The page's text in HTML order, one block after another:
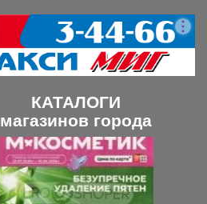
Цилиндровый
5300 руб.
Замок
заинтересовались СК РФ.
Следственный комитет...
КАТАЛОГИ
магазинов города